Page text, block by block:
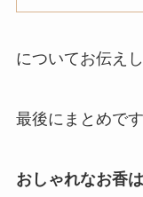
についてお伝えし
最後にまとめです
おしゃれなお香